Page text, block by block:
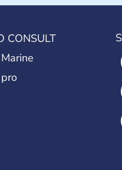
CONSULT